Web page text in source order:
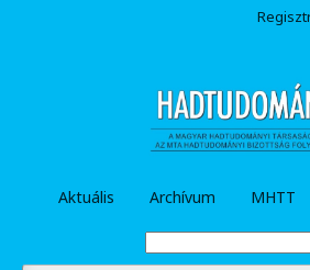
Aktuális Archívum MHTT